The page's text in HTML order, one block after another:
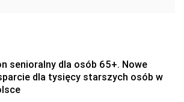
senioralny dla osób 65+. Nowe
dla tysięcy starszych osób w